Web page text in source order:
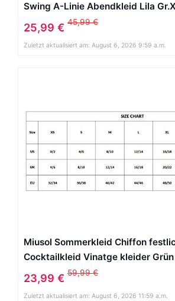
Swing A-Linie Abendkleid Lila
25,99 € 45,99 €
Zuletzt aktualisiert am: August 6, 2026 9:59 a.m.
Miusol Sommerkleid Chiffon
Cocktailkleid Vinatge kleider Grün
23,99 € 59,99 €
Zuletzt aktualisiert am: August 6, 2026 11:59 a.m.